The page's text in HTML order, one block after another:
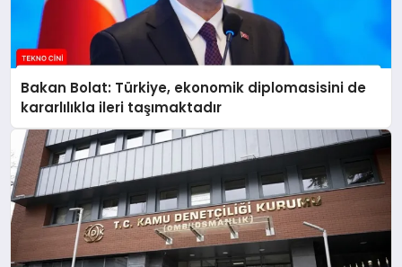
Bakan Bolat: Türkiye, ekonomik diplomasisini de
kararlılıkla ileri taşımaktadır